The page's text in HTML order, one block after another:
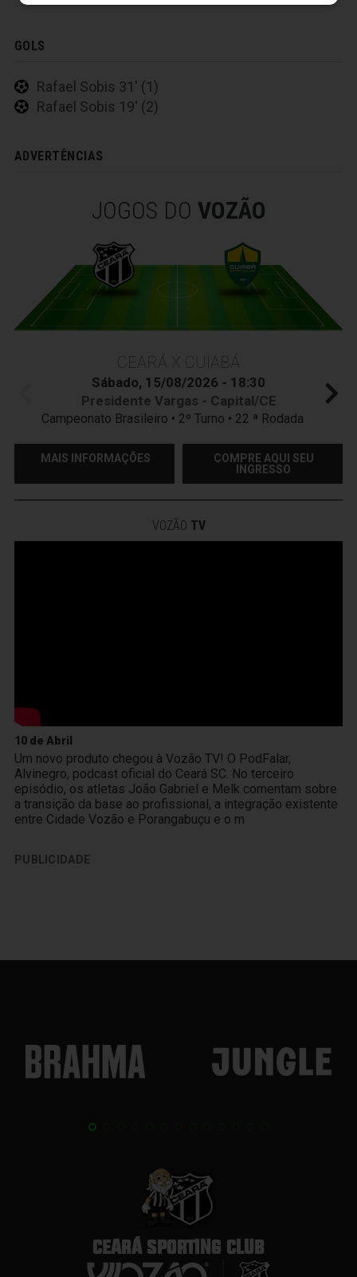
GOLS
Rafael Sobis 31' (1)
Rafael Sobis 19' (2)
ADVERTÊNCIAS
JOGOS DO VOZÃO
CEARÁ X CUIABÁ
Sábado, 15/08/2026 - 18:30
Presidente Vargas - Capital/CE
Campeonato Brasileiro • 2º Turno • 22 ª Rodada
MAIS INFORMAÇÕES
COMPRE AQUI SEU
INGRESSO
VOZÃO TV
10 de Abril
Um novo produto chegou à Vozão TV! O PodFalar,
Alvinegro, podcast oficial do Ceará SC. No terceiro
episódio, os atletas João Gabriel e Melk comentam sobre
a transição da base ao profissional, a integração existente
entre Cidade Vozão e Porangabuçu e o m
PUBLICIDADE
CEARÁ SPORTING CLUB